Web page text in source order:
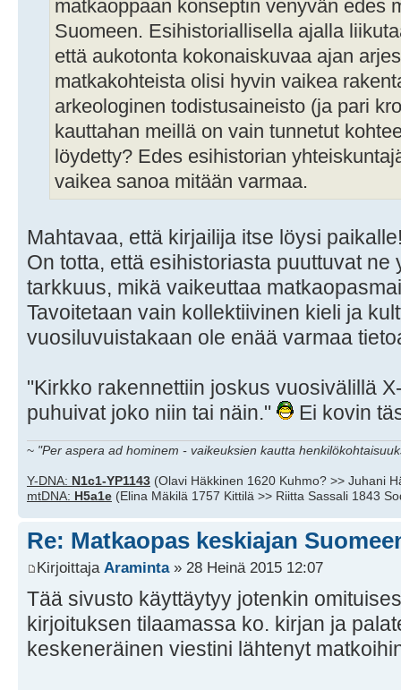
matkaoppaan konseptin venyvän edes
Suomeen. Esihistoriallisella ajalla
että aukotonta kokonaiskuvaa ajan
matkakohteista olisi hyvin vaikea
arkeologinen todistusaineisto (ja pari
kauttahan meillä on vain tunnetut
löydetty? Edes esihistorian
vaikea sanoa mitään varmaa.
Mahtavaa, että kirjailija itse löysi
On totta, että esihistoriasta puuttuvat ne
tarkkuus, mikä vaikeuttaa
Tavoitetaan vain kollektiivinen kieli ja
vuosiluvuistakaan ole enää varmaa
"Kirkko rakennettiin joskus vuosivälillä
puhuivat joko niin tai näin."
Ei kovin
~ "Per aspera ad hominem - vaikeuksien kautta
Y-DNA: N1c1-YP1143 (Olavi Häkkinen 1620 Kuhmo? >> Juhani
mtDNA: H5a1e (Elina Mäkilä 1757 Kittilä >> Riitta Sassali 1843
Re: Matkaopas keskiajan
Kirjoittaja Araminta» 28 Heinä 2015 12:07
Tää sivusto käyttäytyy jotenkin
kirjoituksen tilaamassa ko. kirjan ja
keskeneräinen viestini lähtenyt